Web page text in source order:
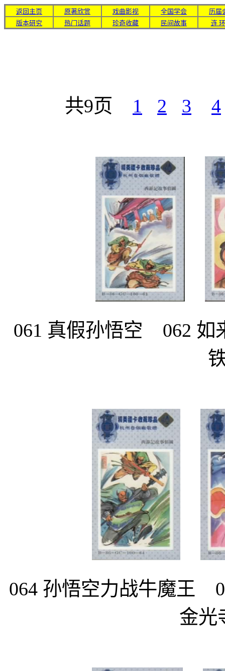
返回主页 原著欣赏 戏曲影视 全国学会
历届
版本研究
热门话题 珍奇收藏 民间故事 连
共9页 1 2 3 4
061 真假孙悟空 062 如
064 孙悟空力战牛魔王
金光